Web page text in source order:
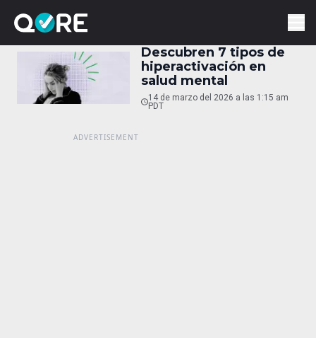
Descubren 7 tipos de
hiperactivación en
salud mental
14 de marzo del 2026 a las 1:15 am
PDT